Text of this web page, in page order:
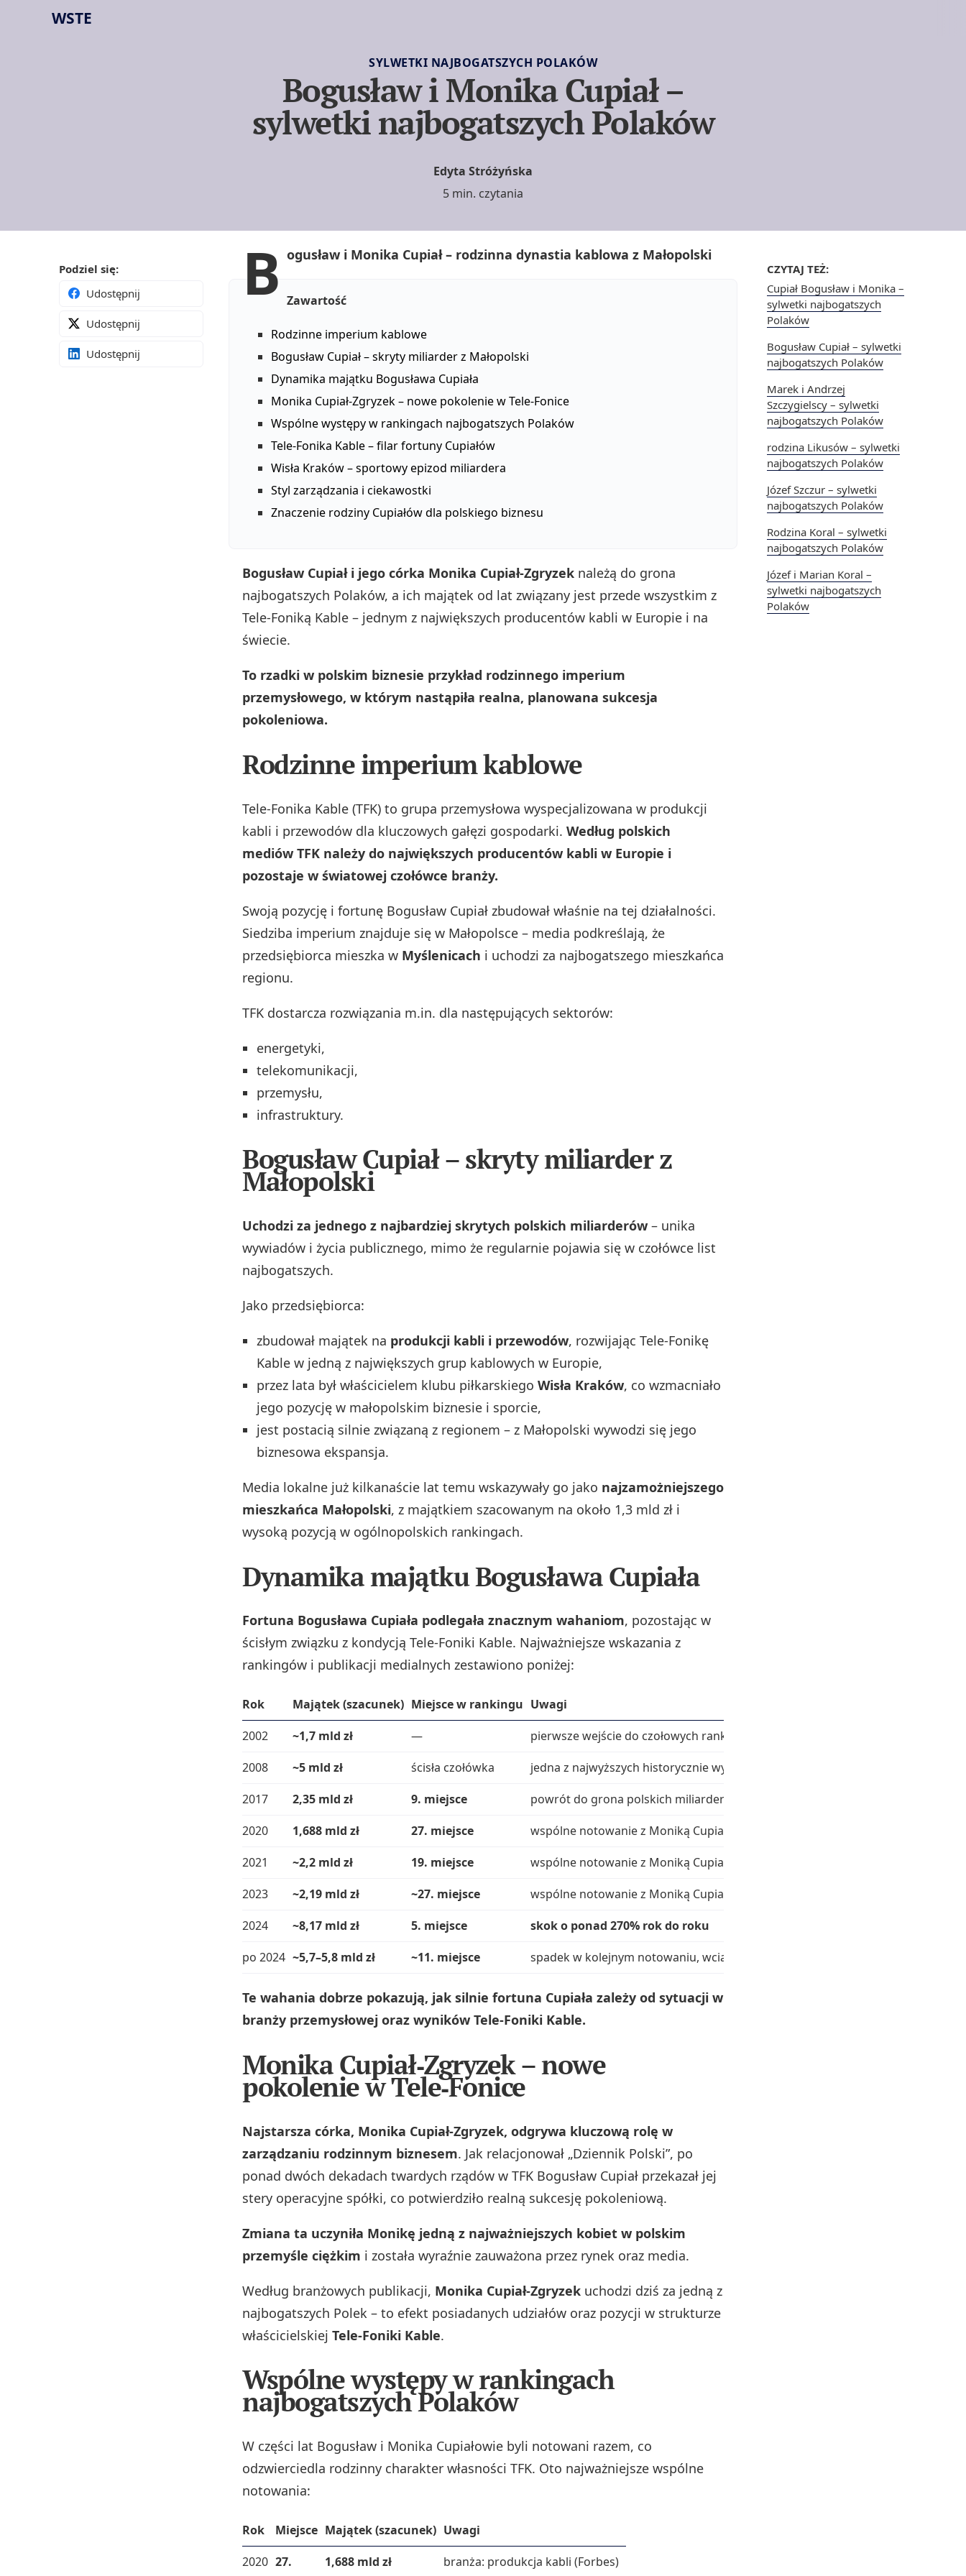
WSTE
SYLWETKI NAJBOGATSZYCH POLAKÓW
Bogusław i Monika Cupiał –
sylwetki najbogatszych Polaków
Edyta Stróżyńska
5 min. czytania
CZYTAJ TEŻ:
Cupiał Bogusław i Monika –
sylwetki najbogatszych
Polaków
Bogusław Cupiał – sylwetki
najbogatszych Polaków
Marek i Andrzej
Szczygielscy – sylwetki
najbogatszych Polaków
rodzina Likusów – sylwetki
najbogatszych Polaków
Józef Szczur – sylwetki
najbogatszych Polaków
Rodzina Koral – sylwetki
najbogatszych Polaków
Józef i Marian Koral –
sylwetki najbogatszych
Polaków
Podziel się:
Udostępnij
Udostępnij
Udostępnij
B ogusław i Monika Cupiał – rodzinna dynastia kablowa z Małopolski
Zawartość
Rodzinne imperium kablowe
Bogusław Cupiał – skryty miliarder z Małopolski
Dynamika majątku Bogusława Cupiała
Monika Cupiał‑Zgryzek – nowe pokolenie w Tele‑Fonice
Wspólne występy w rankingach najbogatszych Polaków
Tele‑Fonika Kable – filar fortuny Cupiałów
Wisła Kraków – sportowy epizod miliardera
Styl zarządzania i ciekawostki
Znaczenie rodziny Cupiałów dla polskiego biznesu
Bogusław Cupiał i jego córka Monika Cupiał‑Zgryzek należą do grona
najbogatszych Polaków, a ich majątek od lat związany jest przede wszystkim z
Tele‑Foniką Kable – jednym z największych producentów kabli w Europie i na
świecie.
To rzadki w polskim biznesie przykład rodzinnego imperium
przemysłowego, w którym nastąpiła realna, planowana sukcesja
pokoleniowa.
Rodzinne imperium kablowe
Tele‑Fonika Kable (TFK) to grupa przemysłowa wyspecjalizowana w produkcji
kabli i przewodów dla kluczowych gałęzi gospodarki. Według polskich
mediów TFK należy do największych producentów kabli w Europie i
pozostaje w światowej czołówce branży.
Swoją pozycję i fortunę Bogusław Cupiał zbudował właśnie na tej działalności.
Siedziba imperium znajduje się w Małopolsce – media podkreślają, że
przedsiębiorca mieszka w Myślenicach i uchodzi za najbogatszego mieszkańca
regionu.
TFK dostarcza rozwiązania m.in. dla następujących sektorów:
energetyki,
telekomunikacji,
przemysłu,
infrastruktury.
Bogusław Cupiał – skryty miliarder z
Małopolski
Uchodzi za jednego z najbardziej skrytych polskich miliarderów – unika
wywiadów i życia publicznego, mimo że regularnie pojawia się w czołówce list
najbogatszych.
Jako przedsiębiorca:
zbudował majątek na produkcji kabli i przewodów, rozwijając Tele‑Fonikę
Kable w jedną z największych grup kablowych w Europie,
przez lata był właścicielem klubu piłkarskiego Wisła Kraków, co wzmacniało
jego pozycję w małopolskim biznesie i sporcie,
jest postacią silnie związaną z regionem – z Małopolski wywodzi się jego
biznesowa ekspansja.
Media lokalne już kilkanaście lat temu wskazywały go jako najzamożniejszego
mieszkańca Małopolski, z majątkiem szacowanym na około 1,3 mld zł i
wysoką pozycją w ogólnopolskich rankingach.
Dynamika majątku Bogusława Cupiała
Fortuna Bogusława Cupiała podlegała znacznym wahaniom, pozostając w
ścisłym związku z kondycją Tele‑Foniki Kable. Najważniejsze wskazania z
rankingów i publikacji medialnych zestawiono poniżej:
Rok Majątek (szacunek) Miejsce w rankingu Uwagi
2002
~1,7 mld zł —
pierwsze wejście do czołowych rankingów najbogatszych Polaków
2008
~5 mld zł ścisła czołówka
jedna z najwyższych historycznie wycen
2017
2,35 mld zł 9. miejsce
powrót do grona polskich miliarderów
2020
1,688 mld zł 27. miejsce
wspólne notowanie z Moniką Cupiał‑Zgryzek (Forbes)
2021
~2,2 mld zł 19. miejsce
wspólne notowanie z Moniką Cupiał‑Zgryzek (Forbes)
2023
~2,19 mld zł ~27. miejsce
wspólne notowanie z Moniką Cupiał‑Zgryzek
2024
~8,17 mld zł 5. miejsce
skok o ponad 270% rok do roku
po 2024 ~5,7–5,8 mld zł ~11. miejsce spadek w kolejnym notowaniu, wciąż ścisła krajowa czołówka
Te wahania dobrze pokazują, jak silnie fortuna Cupiała zależy od sytuacji w
branży przemysłowej oraz wyników Tele‑Foniki Kable.
Monika Cupiał‑Zgryzek – nowe
pokolenie w Tele‑Fonice
Najstarsza córka, Monika Cupiał‑Zgryzek, odgrywa kluczową rolę w
zarządzaniu rodzinnym biznesem. Jak relacjonował „Dziennik Polski”, po
ponad dwóch dekadach twardych rządów w TFK Bogusław Cupiał przekazał jej
stery operacyjne spółki, co potwierdziło realną sukcesję pokoleniową.
Zmiana ta uczyniła Monikę jedną z najważniejszych kobiet w polskim
przemyśle ciężkim i została wyraźnie zauważona przez rynek oraz media.
Według branżowych publikacji, Monika Cupiał‑Zgryzek uchodzi dziś za jedną z
najbogatszych Polek – to efekt posiadanych udziałów oraz pozycji w strukturze
właścicielskiej Tele‑Foniki Kable.
Wspólne występy w rankingach
najbogatszych Polaków
W części lat Bogusław i Monika Cupiałowie byli notowani razem, co
odzwierciedla rodzinny charakter własności TFK. Oto najważniejsze wspólne
notowania:
Rok Miejsce Majątek (szacunek) Uwagi
2020 27. 1,688 mld zł branża: produkcja kabli (Forbes)